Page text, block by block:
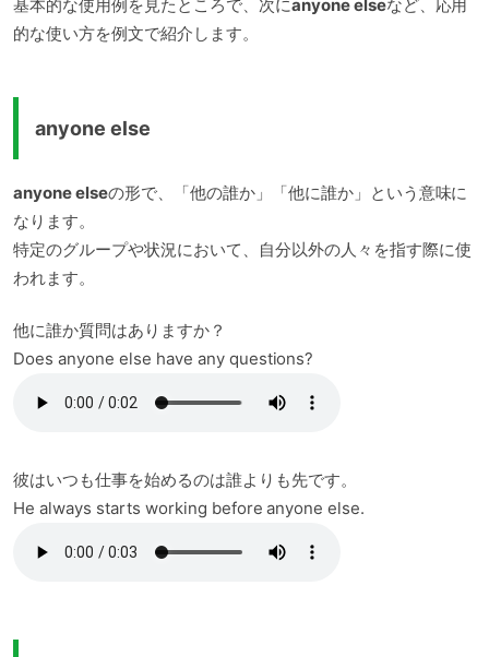
基本的な使用例を見たところで、次にanyone elseなど、応用
的な使い方を例文で紹介します。
anyone else
anyone elseの形で、「他の誰か」「他に誰か」という意味に
なります。
特定のグループや状況において、自分以外の人々を指す際に使
われます。
他に誰か質問はありますか？
Does anyone else have any questions?
彼はいつも仕事を始めるのは誰よりも先です。
He always starts working before anyone else.